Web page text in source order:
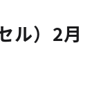
ル）2月